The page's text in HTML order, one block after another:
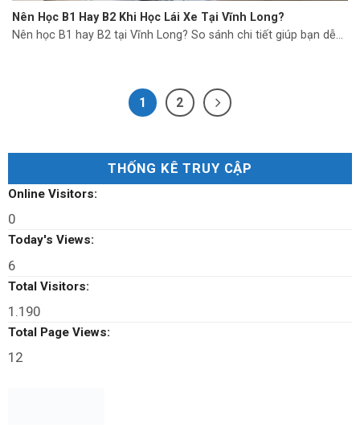
Nên Học B1 Hay B2 Khi Học Lái Xe Tại Vĩnh Long?
Nên học B1 hay B2 tại Vĩnh Long? So sánh chi tiết giúp bạn dễ...
1 2
THỐNG KÊ TRUY CẬP
Online Visitors:
0
Today's Views:
6
Total Visitors:
1.190
Total Page Views:
12